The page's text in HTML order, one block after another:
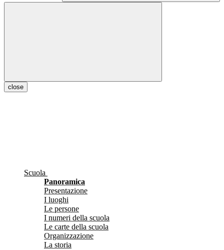
close
Scuola
Panoramica
Presentazione
I luoghi
Le persone
I numeri della scuola
Le carte della scuola
Organizzazione
La storia